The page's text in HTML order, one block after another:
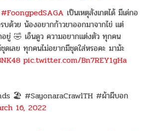
#FoongpedSAGA เป็นเหตุสังเกตได้ มีเด่กอ
บด้วย น้องอยากก้าวขาออกมาจากไข่ แต่
อยู่ 🤣 เอ็นดูว ความอยากแต่งตัว ทุกคน
ดเลย ทุกคนไม่อยากมีชุดใส่หรอคะ มาม้ะ
pic.twitter.com/Bn7REY1gHa
🏖 #SayonaraCrawlTH #ผ้าผีบอก
16, 2022